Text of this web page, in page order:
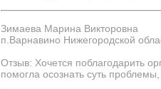
Зимаева Марина Викторовна
п.Варнавино Нижегородской
Отзыв: Хочется поблагодарить
помогла осознать суть